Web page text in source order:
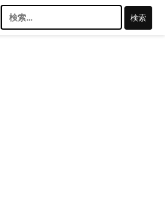
索: